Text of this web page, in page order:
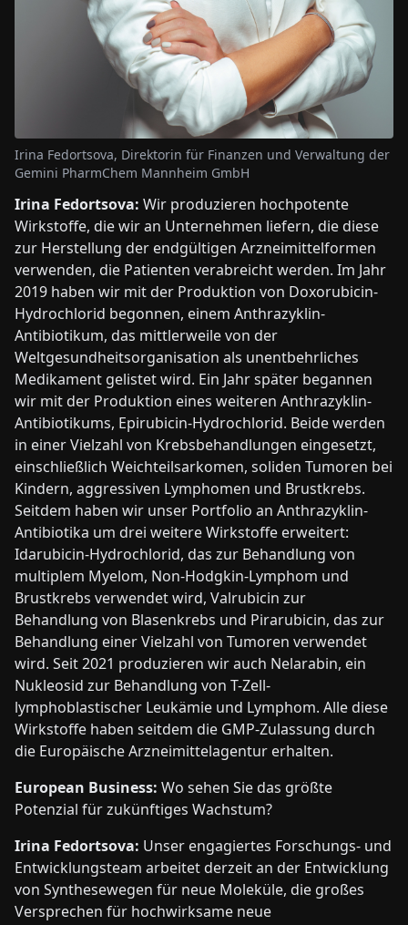
Irina Fedortsova, Direktorin für Finanzen und Verwaltung der
Gemini PharmChem Mannheim GmbH
Irina Fedortsova: Wir produzieren hochpotente
Wirkstoffe, die wir an Unternehmen liefern, die diese
zur Herstellung der endgültigen Arzneimittelformen
verwenden, die Patienten verabreicht werden. Im Jahr
2019 haben wir mit der Produktion von Doxorubicin-
Hydrochlorid begonnen, einem Anthrazyklin-
Antibiotikum, das mittlerweile von der
Weltgesundheitsorganisation als unentbehrliches
Medikament gelistet wird. Ein Jahr später begannen
wir mit der Produktion eines weiteren Anthrazyklin-
Antibiotikums, Epirubicin-Hydrochlorid. Beide werden
in einer Vielzahl von Krebsbehandlungen eingesetzt,
einschließlich Weichteilsarkomen, soliden Tumoren bei
Kindern, aggressiven Lymphomen und Brustkrebs.
Seitdem haben wir unser Portfolio an Anthrazyklin-
Antibiotika um drei weitere Wirkstoffe erweitert:
Idarubicin-Hydrochlorid, das zur Behandlung von
multiplem Myelom, Non-Hodgkin-Lymphom und
Brustkrebs verwendet wird, Valrubicin zur
Behandlung von Blasenkrebs und Pirarubicin, das zur
Behandlung einer Vielzahl von Tumoren verwendet
wird. Seit 2021 produzieren wir auch Nelarabin, ein
Nukleosid zur Behandlung von T-Zell-
lymphoblastischer Leukämie und Lymphom. Alle diese
Wirkstoffe haben seitdem die GMP-Zulassung durch
die Europäische Arzneimittelagentur erhalten.
European Business: Wo sehen Sie das größte
Potenzial für zukünftiges Wachstum?
Irina Fedortsova: Unser engagiertes Forschungs- und
Entwicklungsteam arbeitet derzeit an der Entwicklung
von Synthesewegen für neue Moleküle, die großes
Versprechen für hochwirksame neue